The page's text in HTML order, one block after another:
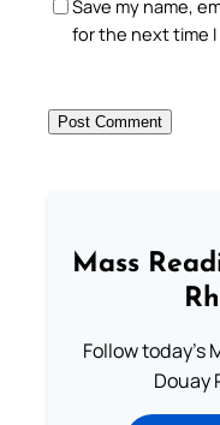
Save my name,
for the next time
Mass
Follow today's
Douay